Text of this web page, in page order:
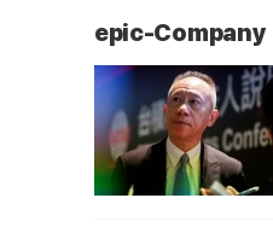
epic-Company